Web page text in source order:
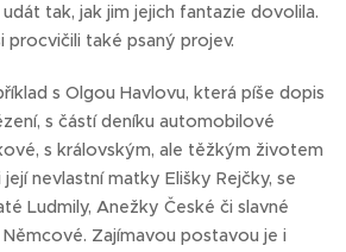
tak, jak jim jejich fantazie dovolila.
procvičili také psaný projev.
s Olgou Havlovu, která píše dopis
s částí deníku automobilové
s královským, ale těžkým životem
nevlastní matky Elišky Rejčky, se
Ludmily, Anežky České či slavné
Zajímavou postavou je i